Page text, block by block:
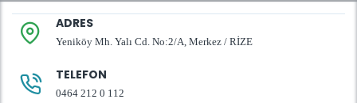
ADRES
Yeniköy Mh. Yalı Cd. No:2/A, Merkez / RİZE
TELEFON
0464 212 0 112